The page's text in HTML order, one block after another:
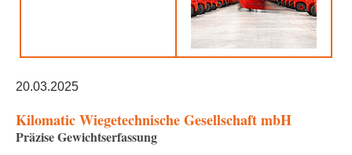
20.03.2025
Kilomatic Wiegetechnische Gesellschaft mbH
Präzise Gewichtserfassung